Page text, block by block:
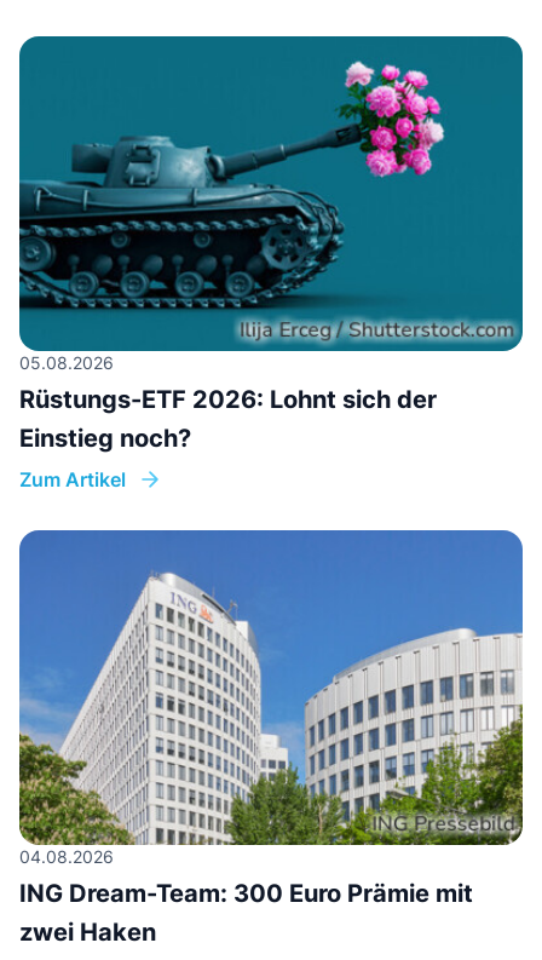
05.08.2026
Rüstungs-ETF 2026: Lohnt sich der
Einstieg noch?
Zum Artikel
04.08.2026
ING Dream-Team: 300 Euro Prämie mit
zwei Haken